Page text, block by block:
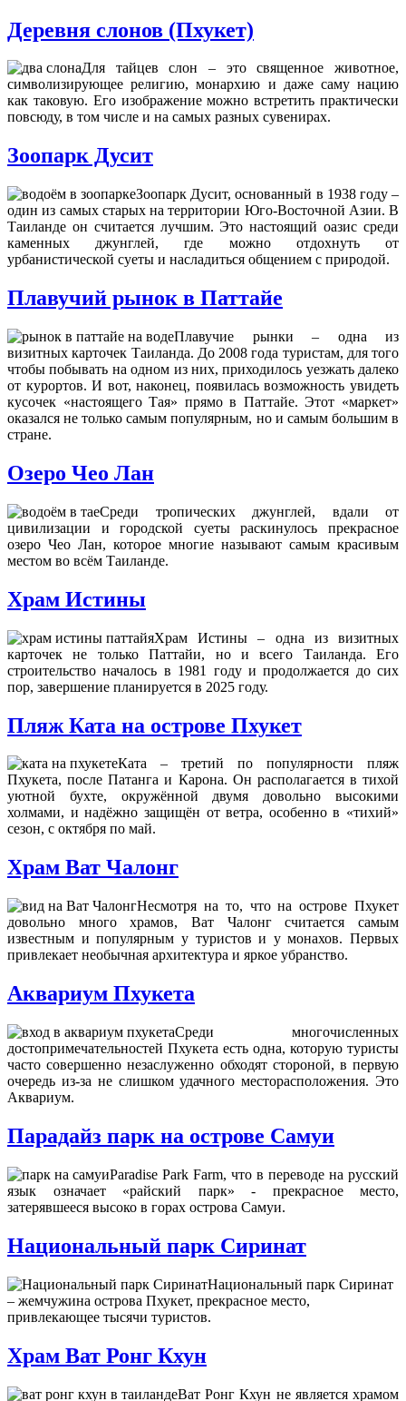
Деревня слонов (Пхукет)
Для тайцев слон – это священное животное,
символизирующее религию, монархию и даже саму нацию
как таковую. Его изображение можно встретить практически
повсюду, в том числе и на самых разных сувенирах.
Зоопарк Дусит
Зоопарк Дусит, основанный в 1938 году –
один из самых старых на территории Юго-Восточной Азии. В
Таиланде он считается лучшим. Это настоящий оазис среди
каменных джунглей, где можно отдохнуть от
урбанистической суеты и насладиться общением с природой.
Плавучий рынок в Паттайе
Плавучие рынки – одна из
визитных карточек Таиланда. До 2008 года туристам, для того
чтобы побывать на одном из них, приходилось уезжать далеко
от курортов. И вот, наконец, появилась возможность увидеть
кусочек «настоящего Тая» прямо в Паттайе. Этот «маркет»
оказался не только самым популярным, но и самым большим в
стране.
Озеро Чео Лан
Среди тропических джунглей, вдали от
цивилизации и городской суеты раскинулось прекрасное
озеро Чео Лан, которое многие называют самым красивым
местом во всём Таиланде.
Храм Истины
Храм Истины – одна из визитных
карточек не только Паттайи, но и всего Таиланда. Его
строительство началось в 1981 году и продолжается до сих
пор, завершение планируется в 2025 году.
Пляж Ката на острове Пхукет
Ката – третий по популярности пляж
Пхукета, после Патанга и Карона. Он располагается в тихой
уютной бухте, окружённой двумя довольно высокими
холмами, и надёжно защищён от ветра, особенно в «тихий»
сезон, с октября по май.
Храм Ват Чалонг
Несмотря на то, что на острове Пхукет
довольно много храмов, Ват Чалонг считается самым
известным и популярным у туристов и у монахов. Первых
привлекает необычная архитектура и яркое убранство.
Аквариум Пхукета
Среди многочисленных
достопримечательностей Пхукета есть одна, которую туристы
часто совершенно незаслуженно обходят стороной, в первую
очередь из-за не слишком удачного месторасположения. Это
Аквариум.
Парадайз парк на острове Самуи
Paradise Park Farm, что в переводе на русский
язык означает «райский парк» - прекрасное место,
затерявшееся высоко в горах острова Самуи.
Национальный парк Сиринат
Национальный парк Сиринат
– жемчужина острова Пхукет, прекрасное место,
привлекающее тысячи туристов.
Храм Ват Ронг Кхун
Ват Ронг Кхун не является храмом